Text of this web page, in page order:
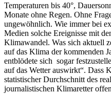
Temperaturen bis 40°,
Monate ohne Regen. Ohne
ungewöhnlich. Wie immer bei
Medien solche Ereignisse mit
Klimawandel. Was sich aktuell
auf das Klima der kommenden
entblödete sich sogar
auf das Wetter auswirkt“. Dass
statistischer Durchschnitt des
journalistischen Klimaretter